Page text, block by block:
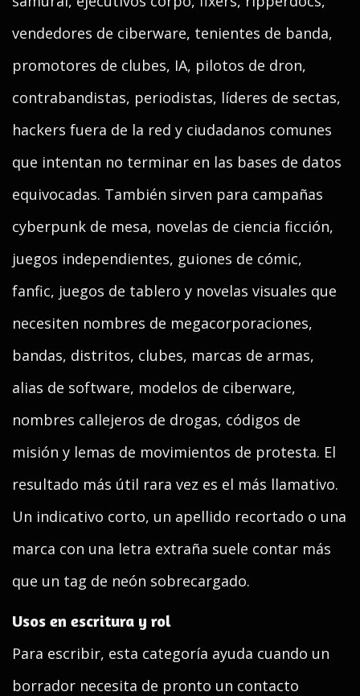
vendedores de ciberware, tenientes de banda,
promotores de clubes, IA, pilotos de dron,
contrabandistas, periodistas, líderes de sectas,
hackers fuera de la red y ciudadanos comunes
que intentan no terminar en las bases de datos
equivocadas. También sirven para campañas
cyberpunk de mesa, novelas de ciencia ficción,
juegos independientes, guiones de cómic,
fanfic, juegos de tablero y novelas visuales que
necesiten nombres de megacorporaciones,
bandas, distritos, clubes, marcas de armas,
alias de software, modelos de ciberware,
nombres callejeros de drogas, códigos de
misión y lemas de movimientos de protesta. El
resultado más útil rara vez es el más llamativo.
Un indicativo corto, un apellido recortado o una
marca con una letra extraña suele contar más
que un tag de neón sobrecargado.
Usos en escritura y rol
Para escribir, esta categoría ayuda cuando un
borrador necesita de pronto un contacto